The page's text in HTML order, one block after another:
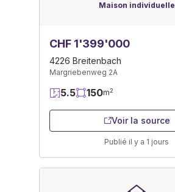
Maison individuelle
CHF 1'399'000
4226 Breitenbach
Margriebenweg 2A
5.5 150m2
Voir la source
Publié il y a 1 jours